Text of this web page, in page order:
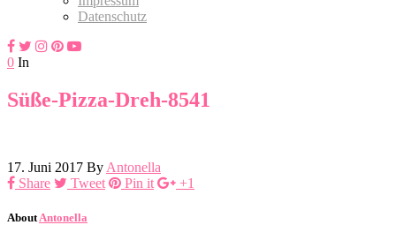
Datenschutz
0 In
Süße-Pizza-Dreh-8541
17. Juni 2017 By Antonella
Share
Tweet Pin it +1
About Antonella